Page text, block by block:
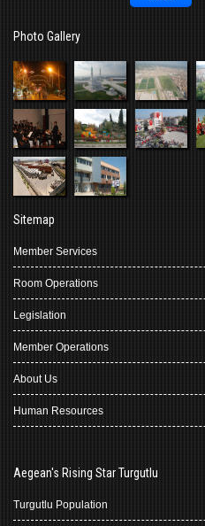
Photo Gallery
Sitemap
Member Services
Room Operations
Legislation
Member Operations
About Us
Human Resources
Aegean's Rising Star Turgutlu
Turgutlu Population